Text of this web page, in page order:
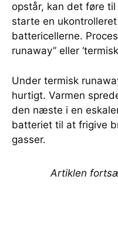
opstår, kan det føre
starte en
battericellerne.
runaway” eller ‘termisk
Under termisk
hurtigt. Varmen
den næste i en
batteriet til at frigive
gasser.
Artiklen